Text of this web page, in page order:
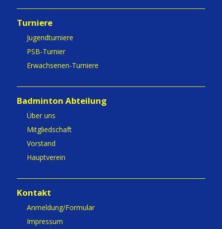
Turniere
Jugendturniere
PSB-Turnier
Erwachsenen-Turniere
Badminton Abteilung
Über uns
Mitgliedschaft
Vorstand
Hauptverein
Kontakt
Anmeldung/Formular
Impressum